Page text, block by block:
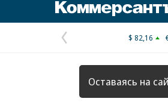
Предыдущая
страница
$ 82,16
Оставаясь на